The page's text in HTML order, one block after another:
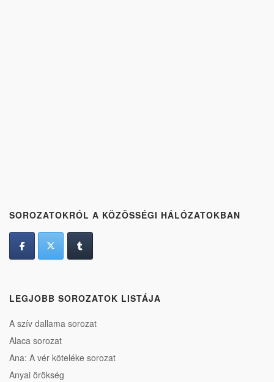
SOROZATOKRÓL A KÖZÖSSÉGI HÁLÓZATOKBAN
LEGJOBB SOROZATOK LISTÁJA
A szív dallama sorozat
Alaca sorozat
Ana: A vér köteléke sorozat
Anyai örökség